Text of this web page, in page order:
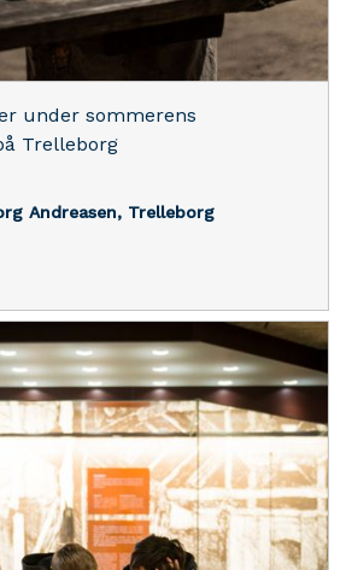
under sommerens
Trelleborg
Andreasen, Trelleborg